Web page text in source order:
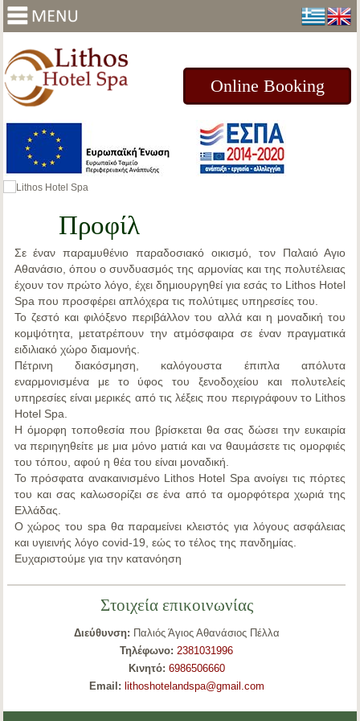
Online Booking
Προφίλ
Σε ένανπαραμυθένιο παραδοσιακό οικισμό, τον Παλαιό Αγιο
Αθανάσιο, όπου ο συνδυασμός της αρμονίας και της πολυτέλειας
έχουν τον πρώτο λόγο, έχει δημιουργηθεί για εσάς το Lithos Hotel
Spa που προσφέρει απλόχερα τις πολύτιμες υπηρεσίες του.
Το ζεστό και φιλόξενο περιβάλλον του αλλά και η μοναδική του
κομψότητα, μετατρέπουν την ατμόσφαιρα σε έναν πραγματικά
ειδιλιακό χώρο διαμονής.
Πέτρινη διακόσμηση, καλόγουστα έπιπλα απόλυτα
εναρμονισμένα με το ύφος του ξενοδοχείου και πολυτελείς
υπηρεσίες είναι μερικές από τις λέξεις που περιγράφουν το Lithos
Hotel Spa.
Η όμορφη τοποθεσία που βρίσκεται θα σας δώσει την ευκαιρία
να περιηγηθείτε με μια μόνο ματιά και να θαυμάσετε τις ομορφιές
του τόπου, αφού η θέα του είναι μοναδική.
Το πρόσφατα ανακαινισμένο Lithos Hotel Spa ανοίγει τις πόρτες
του και σας καλωσορίζει σε ένα από τα ομορφότερα χωριά της
Ελλάδας.
Ο χώρος του spa θα παραμείνει κλειστός για λόγους ασφάλειας
και υγιεινής λόγο covid-19, εώς το τέλος της πανδημίας.
Ευχαριστούμε για την κατανόηση
Στοιχεία επικοινωνίας
Διεύθυνση: Παλιός Άγιος Αθανάσιος Πέλλα
Τηλέφωνο: 2381031996
Κινητό: 6986506660
Email: lithoshotelandspa@gmail.com